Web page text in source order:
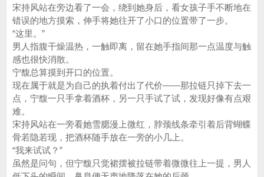
宋持风站在旁边看了一会，绕到她身后，看女孩子手不断地在
错误的地方摸索，伸手将她往开了小口的位置带了一步。
“这里。”
男人指腹干燥温热，一触即离，留在她手指间那一点温度与触
感也很快消散。
宁馥总算摸到开口的位置。
现在属于就是为自己的执着付出了代价——那拉链只掉下去一
点，宁馥一只手拿着酒杯，另一只手试了试，发现好像有点艰
难。
宋持风站在一旁看她雪腮漫上微红，脖颈线条牵引着后背蝴蝶
骨若隐若现，把酒杯随手放在一旁的小几上。
“我来试试？”
虽然是问句，但宁馥只觉裙摆被拉链带着微微往上一提，男人